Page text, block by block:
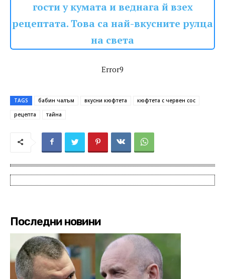
гости у кумата и веднага й взех
рецептата. Това са най-вкусните рулца
на света
Error9
TAGS бабин чалъм вкусни кюфтета
кюфтета с червен сос
рецепта
тайна
Последни новини